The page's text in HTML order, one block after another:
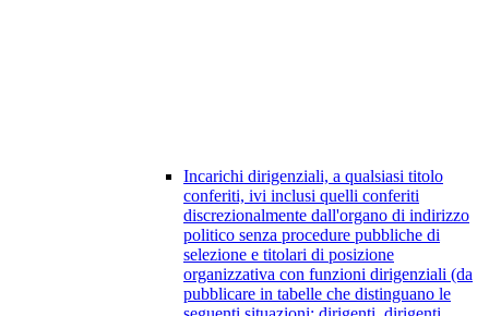
Incarichi dirigenziali, a qualsiasi titolo
conferiti, ivi inclusi quelli conferiti
discrezionalmente dall'organo di indirizzo
politico senza procedure pubbliche di
selezione e titolari di posizione
organizzativa con funzioni dirigenziali (da
pubblicare in tabelle che distinguano le